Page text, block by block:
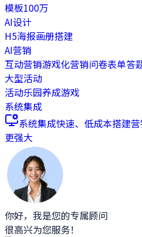
模板100万
AI设计
H5海报画册搭建
AI营销
互动营销游戏化营销问卷表单答
大型活动
活动乐园养成游戏
系统集成
系统集成快速、低成本搭建
更强大
你好，我是您的专属顾问
很高兴为您服务！